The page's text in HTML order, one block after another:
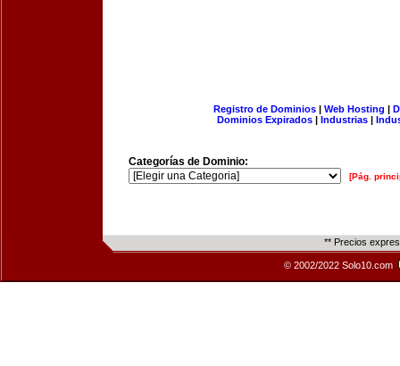
Registro de Dominios| Web Hosting |
Dominios Expirados | Industrias |
Categorías de Dominio:
[Pág.
** Precios
© 2002/2022 Solo10.com